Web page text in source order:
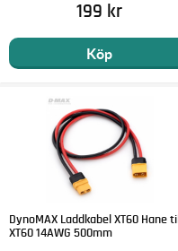
199 kr
Köp
DynoMAX Laddkabel XT60 Hane till
XT60 14AWG 500mm